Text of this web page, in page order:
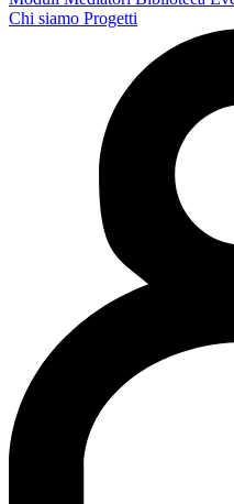
Chi siamo Progetti